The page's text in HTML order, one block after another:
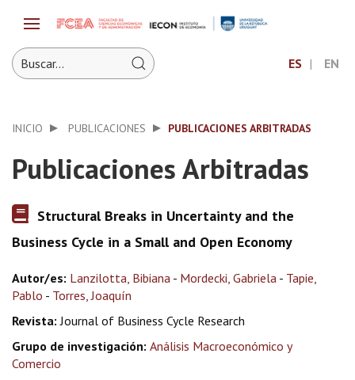
ES EN
INICIO PUBLICACIONES PUBLICACIONES ARBITRADAS
Publicaciones Arbitradas
Structural Breaks in Uncertainty and the
Business Cycle in a Small and Open Economy
Autor/es: Lanzilotta, Bibiana - Mordecki, Gabriela - Tapie,
Pablo - Torres, Joaquín
Revista: Journal of Business Cycle Research
Grupo de investigación: Análisis Macroeconómico y
Comercio